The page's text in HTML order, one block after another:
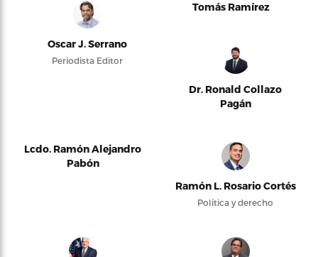
Oscar J. Serrano
Periodista Editor
Tomás Ramírez
Dr. Ronald Collazo
Pagán
Lcdo. Ramón Alejandro
Pabón
Ramón L. Rosario Cortés
Política y derecho